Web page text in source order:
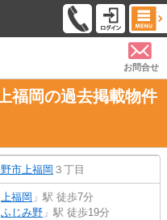
お問合せ
福岡の過去掲載物件
市 上福岡 ３丁目
上福岡 」駅 徒歩7分
ふじみ野 」駅 徒歩19分